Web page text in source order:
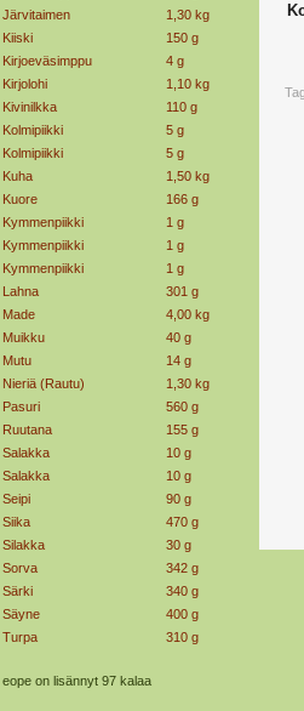
Järvitaimen
1,30 kg
Kiiski
150 g
Kirjoeväsimppu
4 g
Kirjolohi
1,10 kg
Kivinilkka
110 g
Kolmipiikki
5 g
Kolmipiikki
5 g
Kuha
1,50 kg
Kuore
166 g
Kymmenpiikki
1 g
Kymmenpiikki
1 g
Kymmenpiikki
1 g
Lahna
301 g
Made
4,00 kg
Muikku
40 g
Mutu
14 g
Nieriä (Rautu)
1,30 kg
Pasuri
560 g
Ruutana
155 g
Salakka
10 g
Salakka
10 g
Seipi
90 g
Siika
470 g
Silakka
30 g
Sorva
342 g
Särki
340 g
Säyne
400 g
Turpa
310 g
eope on lisännyt 97 kalaa